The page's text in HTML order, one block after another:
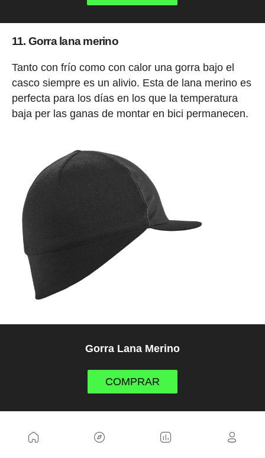
11. Gorra lana merino
Tanto con frío como con calor una gorra bajo el
casco siempre es un alivio. Esta de lana merino es
perfecta para los días en los que la temperatura
baja per las ganas de montar en bici permanecen.
Gorra Lana Merino
COMPRAR
12. Secador de zapatillas (25€)